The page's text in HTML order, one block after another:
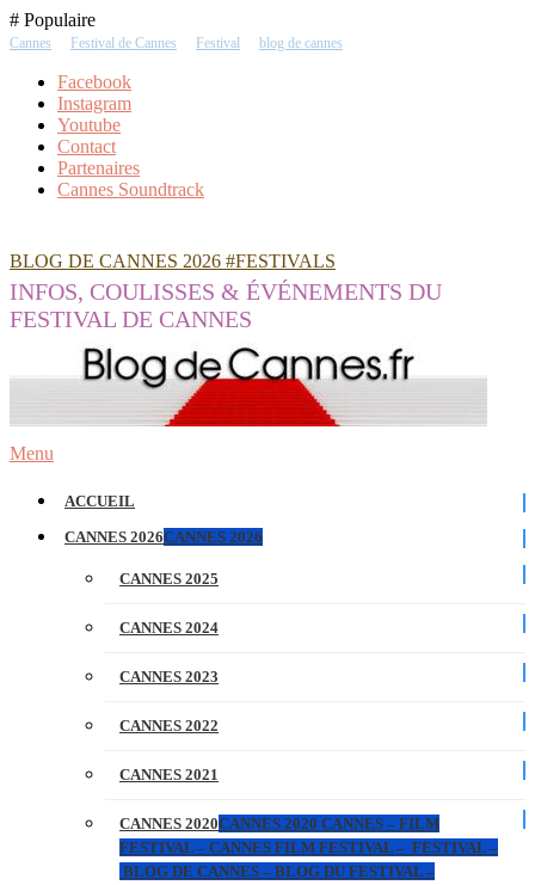
Skip
To
# Populaire
Cannes Festival de Cannes Festival blog de cannes
Facebook
Instagram
Youtube
Contact
Partenaires
Cannes Soundtrack
BLOG DE CANNES 2026 #FESTIVALS
INFOS, COULISSES & ÉVÉNEMENTS DU
FESTIVAL DE CANNES
Menu
ACCUEIL
CANNES 2026CANNES 2026
CANNES 2025
CANNES 2024
CANNES 2023
CANNES 2022
CANNES 2021
CANNES 2020CANNES 2020 CANNES – FILM
FESTIVAL – CANNES FILM FESTIVAL – FESTIVAL –
BLOG DE CANNES – BLOG DU FESTIVAL –